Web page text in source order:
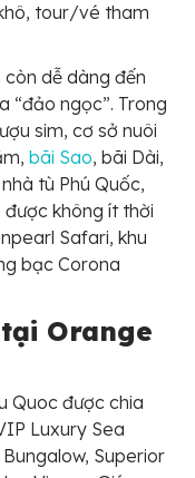
tour/vé tham
dễ dàng đến
“đảo ngọc”. Trong
sim, cơ sở nuôi
bãi Sao, bãi Dài,
tù Phú Quốc,
không ít thời
Safari, khu
bạc Corona
Orange
Quoc được chia
Luxury Sea
Superior